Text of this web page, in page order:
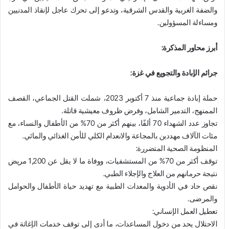
والضفة الغربية والقدس الشرقية، وتدعو إلى تحرك عاجل لإنقاذ المدنيين
ومساءلة المسؤولين.
أبرز محاور المذكرة:
جرائم الإبادة والتجويع في غزة:
حملة إبادة جماعية منذ 7 أكتوبر 2023، شملت القتل الجماعي، القصف
الممنهج، التدمير الشامل، وفرض ظروف معيشية قاتلة.
تجاوز عدد الشهداء 70 ألفًا، بينهم أكثر من 70% من الأطفال والنساء، مع
مئات الآلاف مهددين بالمجاعة والانعدام الكلي للأمن الغذائي والمائي.
المنظومة الصحية المتضررة:
توقف أكثر من 70% من المستشفيات، ووفاة ما لا يقل عن 1,200 مريض
نتيجة حرمانهم من العلاج والإجلاء الطبي.
نقص حاد في الأدوية والمعدات الطبية مع تهديد حياة الأطفال والحوامل
والمرضى.
تعطيل العمل الإنساني:
الاحتلال يحد من دخول المساعدات، ما أدى إلى توقف خدمات الإغاثة في